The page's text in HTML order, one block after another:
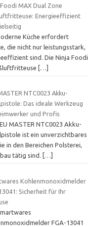
MAX Dual Zone
Energieeffizient
Küche erfordert
die nicht nur leistungsstark,
sind. Die Ninja Foodi
[…]
NTC0023 Akku-
Das ideale Werkzeug
und Profis
MASTER NTC0023 Akku-
ist ein unverzichtbares
in den Bereichen Polsterei,
tätig sind.
[…]
Kohlenmonoxidmelder
Sicherheit für Ihr
FGA-13041